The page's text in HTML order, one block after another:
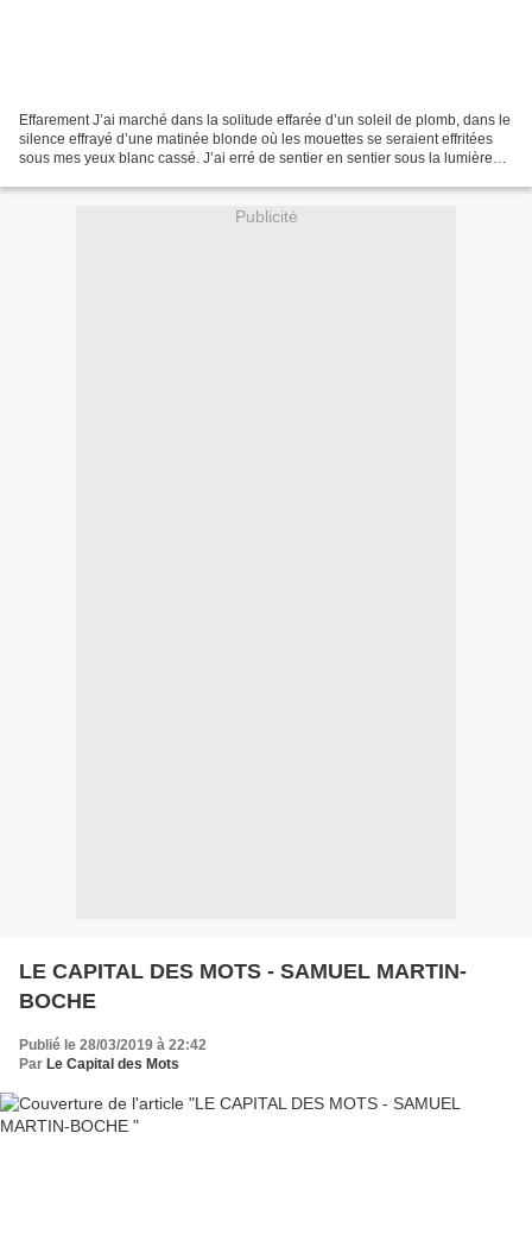
Effarement J’ai marché dans la solitude effarée d’un soleil de plomb, dans le
silence effrayé d’une matinée blonde où les mouettes se seraient effritées
sous mes yeux blanc cassé. J’ai erré de sentier en sentier sous la lumière
Publicité
LE CAPITAL DES MOTS - SAMUEL MARTIN-
BOCHE
Publié le 28/03/2019 à 22:42
Par Le Capital des Mots